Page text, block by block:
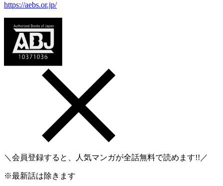
https://aebs.or.jp/
＼会員登録すると、人気マンガが全話無料で読めます!!／
※最新話は除きます